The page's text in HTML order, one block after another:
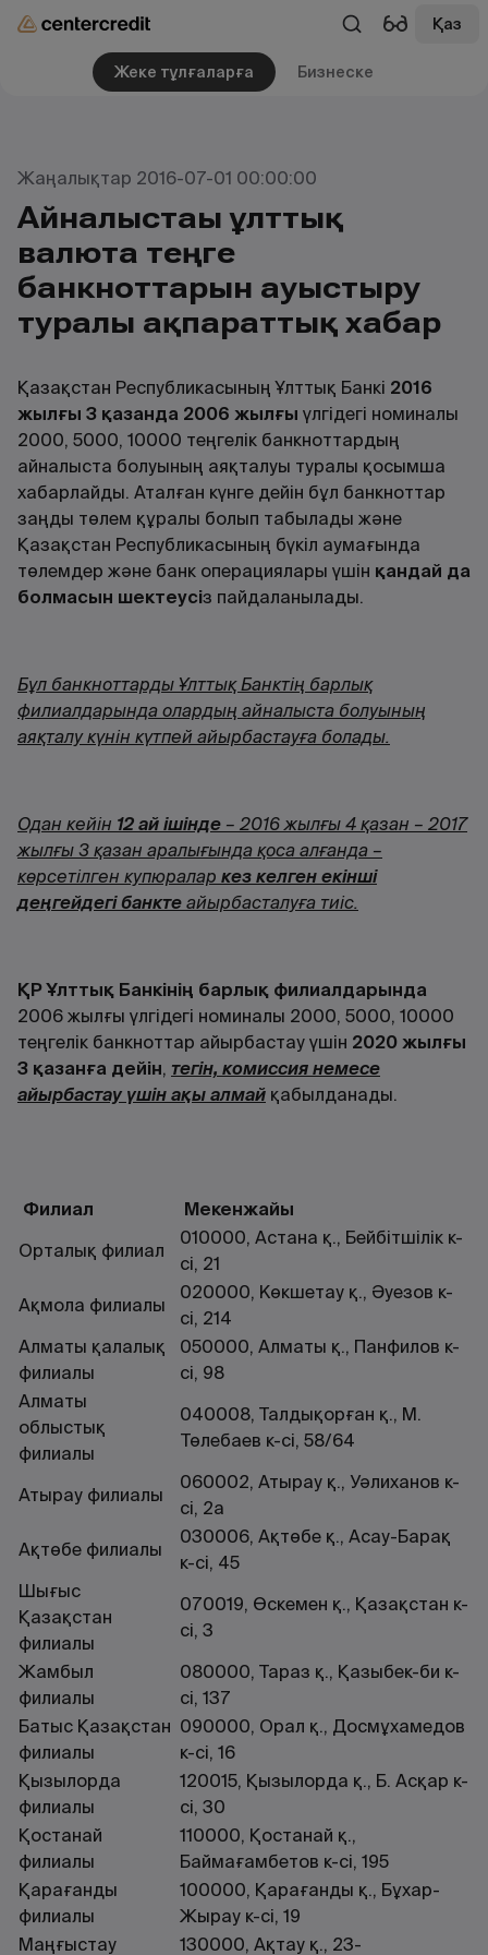
Қаз
Жеке тұлғаларға Бизнеске
Жаңалықтар 2016-07-01 00:00:00
Айналыстағы ұлттық
валюта теңге
банкноттарын ауыстыру
туралы ақпараттық хабар
Қазақстан Республикасының Ұлттық Банкі 2016
жылғы 3 қазанда 2006 жылғы үлгідегі номиналы
2000, 5000, 10000 теңгелік банкноттардың
айналыста болуының аяқталуы туралы қосымша
хабарлайды. Аталған күнге дейін бұл банкноттар
заңды төлем құралы болып табылады және
Қазақстан Республикасының бүкіл аумағында
төлемдер және банк операциялары үшін қандай да
болмасын шектеусіз пайдаланылады.
Бұл банкноттарды Ұлттық Банктің барлық
филиалдарында олардың айналыста болуының
аяқталу күнін күтпей айырбастауға болады.
Одан кейін 12 ай ішінде – 2016 жылғы 4 қазан – 2017
жылғы 3 қазан аралығында қоса алғанда –
көрсетілген купюралар кез келген екінші
деңгейдегі банктеайырбасталуға тиіс.
ҚР Ұлттық Банкінің барлық филиалдарында
2006 жылғы үлгідегі номиналы 2000, 5000, 10000
теңгелік банкноттар айырбастау үшін 2020 жылғы
3 қазанға дейін, тегін, комиссия немесе
айырбастау үшін ақы алмай қабылданады.
Филиал
Мекенжайы
Орталық филиал
010000, Астана қ., Бейбітшілік к-
сі, 21
Ақмола филиалы
020000, Көкшетау қ., Әуезов к-
сі, 214
Алматы қалалық
филиалы
050000, Алматы қ., Панфилов к-
сі, 98
Алматы
облыстық
филиалы
040008, Талдықорған қ., М.
Төлебаев к-сі, 58/64
Атырау филиалы
060002, Атырау қ., Уәлиханов к-
сі, 2а
Ақтөбе филиалы
030006, Ақтөбе қ., Асау-Барақ
к-сі, 45
Шығыс
Қазақстан
филиалы
070019, Өскемен қ., Қазақстан к-
сі, 3
Жамбыл
филиалы
080000, Тараз қ., Қазыбек-би к-
сі, 137
Батыс Қазақстан
филиалы
090000, Орал қ., Досмұхамедов
к-сі, 16
Қызылорда
филиалы
120015, Қызылорда қ., Б. Асқар к-
сі, 30
Қостанай
филиалы
110000, Қостанай қ.,
Баймағамбетов к-сі, 195
Қарағанды
филиалы
100000, Қарағанды қ., Бұхар-
Жырау к-сі, 19
Маңғыстау
130000, Ақтау қ., 23-